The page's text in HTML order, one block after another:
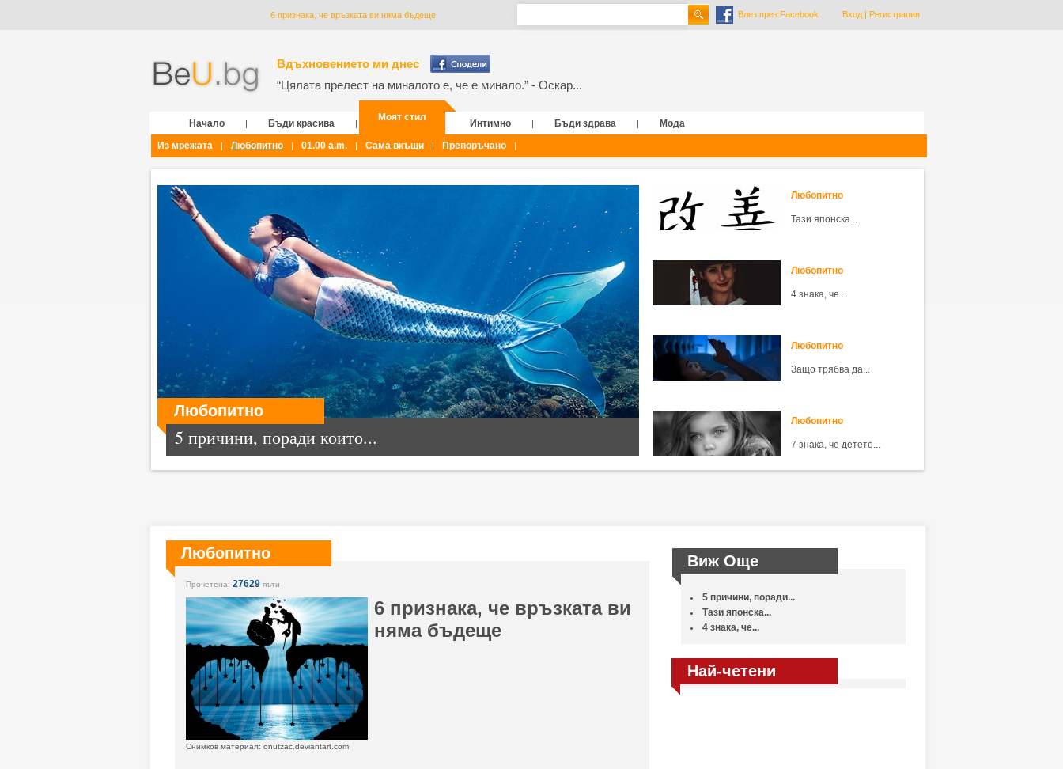
6 признака, че връзката ви няма бъдеще Влез през Facebook Вход| Регистрация
Вдъхновението ми днес
“Цялата прелест на миналото е, че е минало.” - Оскар...
Начало | Бъди красива |
Моят стил
| Интимно | Бъди здрава |
Мода
Из мрежата
| Любопитно | 01.00 a.m. | Сама вкъщи | Препоръчано |
Любопитно
5 причини, поради които...
Любопитно
Тази японска...
Любопитно
4 знака, че...
Любопитно
Защо трябва да...
Любопитно
7 знака, че детето...
Любопитно
Прочетена: 27629пъти
6 признака, че връзката ви
няма бъдеще
Снимков материал: onutzac.deviantart.com
Виж Още
5 причини, поради...
Тази японска...
4 знака, че...
Най-четени